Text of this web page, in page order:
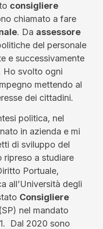
consigliere
chiamato a fare
. Da assessore
del personale
e successivamente
Ho svolto ogni
mettendo al
dei cittadini.
politica, nel
in azienda e mi
di sviluppo del
ripreso a studiare
Portuale,
all’Università degli
Consigliere
(SP) nel mandato
Dal 2020 sono